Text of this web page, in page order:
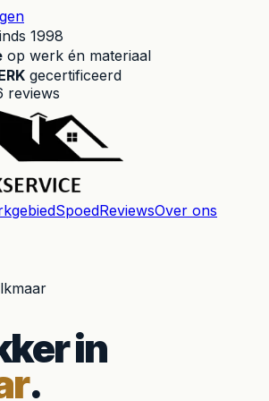
1998
op werk én materiaal
gecertificeerd
reviews
SpoedReviewsOver ons
in
.